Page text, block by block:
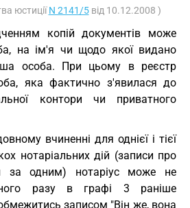
юстиціїN 2141/5від 10.12.2008 )
копій документів може
на ім'я чи щодо якої видано
особа. При цьому в реєстр
яка фактично з'явилася до
контори чи приватного
вчиненні для однієї і тієї
нотаріальних дій (записи про
за одним) нотаріус може не
разу в графі 3 раніше
записом "Він же, вона